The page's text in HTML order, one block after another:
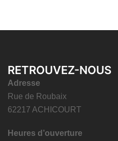
RETROUVEZ-NOUS
Adresse
Rue de Roubaix
62217 ACHICOURT
Heures d’ouverture